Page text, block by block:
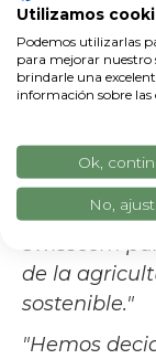
empresa. Es
que los
agrícola han
después de
inversión en
subraya el
Swisscom
de la
sostenible."
"Hemos
Utilizamos
Podemos utilizarlas
para mejorar
brindarle una
información sobre las
Ok,
No,